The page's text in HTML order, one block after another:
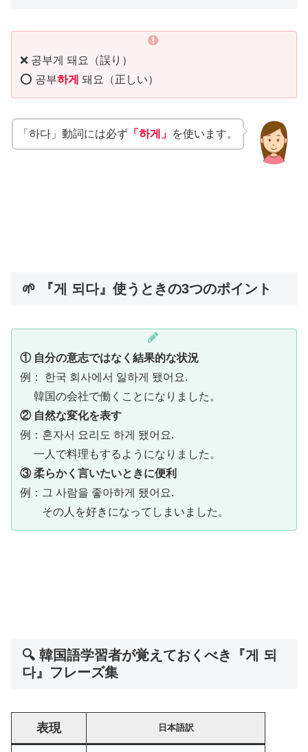
❌ 공부게 돼요（誤り）
⭕ 공부하게 돼요（正しい）
「하다」動詞には必ず 「하게」 を使います。
🌱 『게 되다』使うときの3つのポイント
① 自分の意志ではなく結果的な状況
例： 한국 회사에서 일하게 됐어요.
韓国の会社で働くことになりました。
② 自然な変化を表す
例：혼자서 요리도 하게 됐어요.
一人で料理もするようになりました。
③柔らかく言いたいときに便利
例：그 사람을 좋아하게 됐어요.
その人を好きになってしまいました。
🔍 韓国語学習者が覚えておくべき『게 되
다』フレーズ集
表現 日本語訳